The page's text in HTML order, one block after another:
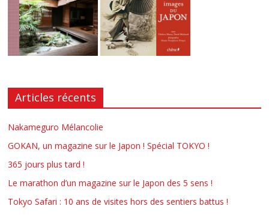
Articles récents
Nakameguro Mélancolie
GOKAN, un magazine sur le Japon ! Spécial TOKYO !
365 jours plus tard !
Le marathon d’un magazine sur le Japon des 5 sens !
Tokyo Safari : 10 ans de visites hors des sentiers battus !